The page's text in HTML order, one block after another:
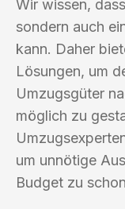
Wir wissen,
sondern auch
kann. Daher
Lösungen, um
Umzugsgüter
möglich zu
um unnötige
Budget zu